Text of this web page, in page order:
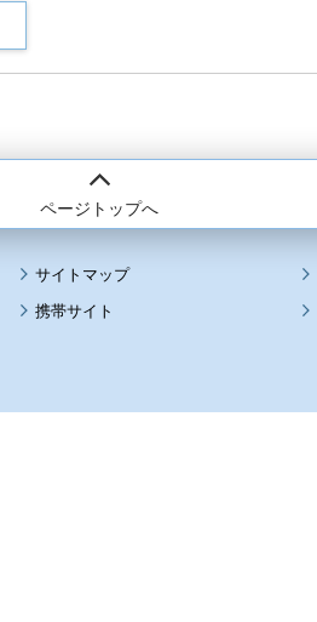
ページトップへ
サイトマップ
携帯サイト